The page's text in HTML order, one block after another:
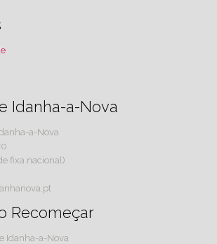
Idanha-a-Nova
a-Nova
fixa nacional)
Recomeçar
Idanha-a-Nova